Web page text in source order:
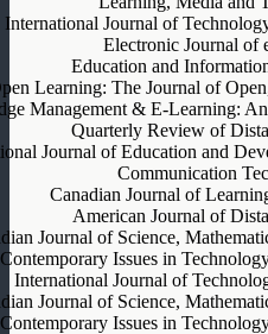
International Journal of
Electronic Journal of
Education and
Learning: The Journal of
Management & E-Learning:
Quarterly Review of
Journal of Education and
Communication
Canadian Journal of
American Journal of
Journal of Science,
Contemporary Issues in
International Journal of
Journal of Science,
Contemporary Issues in